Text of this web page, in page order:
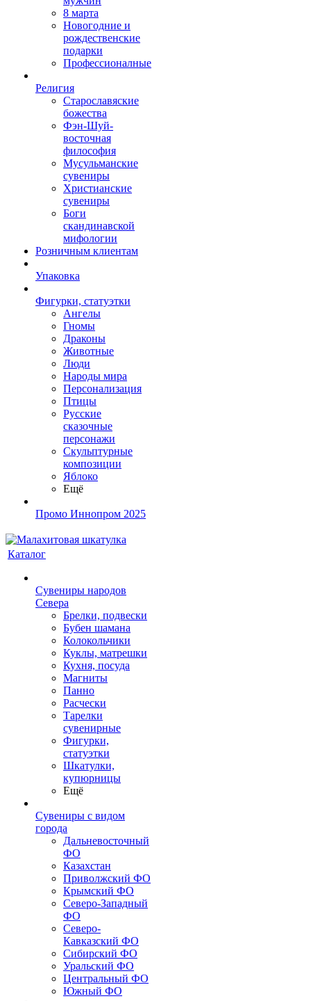
8 марта
Новогодние и
рождественские
подарки
Профессионалные
Религия
Старославяские
божества
Фэн-Шуй-
восточная
философия
Мусульманские
сувениры
Христианские
сувениры
Боги
скандинавской
мифологии
Розничным клиентам
Упаковка
Фигурки, статуэтки
Ангелы
Гномы
Драконы
Животные
Люди
Народы мира
Персонализация
Птицы
Русские
сказочные
персонажи
Скульптурные
композиции
Яблоко
Ещё
Промо Иннопром 2025
Каталог
Сувениры народов
Севера
Брелки, подвески
Бубен шамана
Колокольчики
Куклы, матрешки
Кухня, посуда
Магниты
Панно
Расчески
Тарелки
сувенирные
Фигурки,
статуэтки
Шкатулки,
купюрницы
Ещё
Сувениры с видом
города
Дальневосточный
ФО
Казахстан
Приволжский ФО
Крымский ФО
Северо-Западный
ФО
Северо-
Кавказский ФО
Сибирский ФО
Уральский ФО
Центральный ФО
Южный ФО